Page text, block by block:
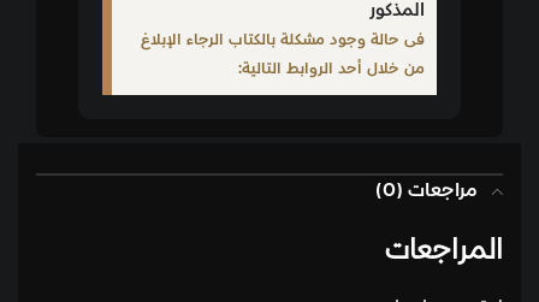
المذكور
فى حالة وجود مشكلة بالكتاب الرجاء الإبلاغ
من خلال أحد الروابط التالية:
مراجعات (0)
المراجعات